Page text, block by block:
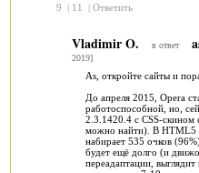
9
11 Ответить
Vladimir O. в ответ
2019]
As, откройте сайты и
До апреля 2015, Opera
работоспособной, но,
2.3.1420.4 с CSS-скином
можно найти). В HTML5
набирает 535 очков
будет ещё долго (и
переадаптации,